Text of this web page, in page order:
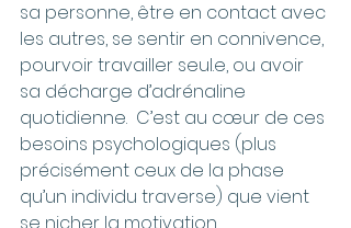
sa personne, être en contact avec
les autres, se sentir en connivence,
pourvoir travailler seul.e, ou avoir
sa décharge d’adrénaline
quotidienne.  C’est au cœur de ces
besoins psychologiques (plus
précisément ceux de la phase
qu’un individu traverse) que vient